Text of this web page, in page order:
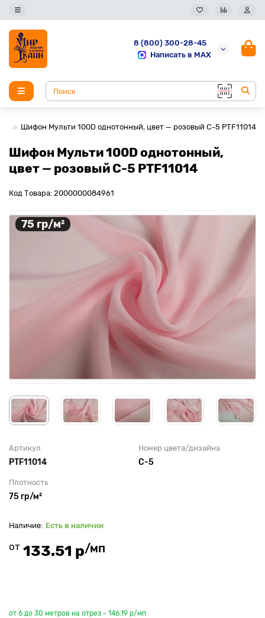
8 (800) 300-28-45
Написать в MAX
Шифон Мульти 100D однотонный, цвет — розовый C-5 PTF11014
Шифон Мульти 100D однотонный,
цвет — розовый C-5 PTF11014
Код Товара: 2000000084961
75 гр/м²
Артикул
PTF11014
Номер цвета/дизайна
C-5
Плотность
75 гр/м²
Есть в наличии
от 133.51 р/мп
от 6 до 30 метров на отрез - 146.19 р/мп